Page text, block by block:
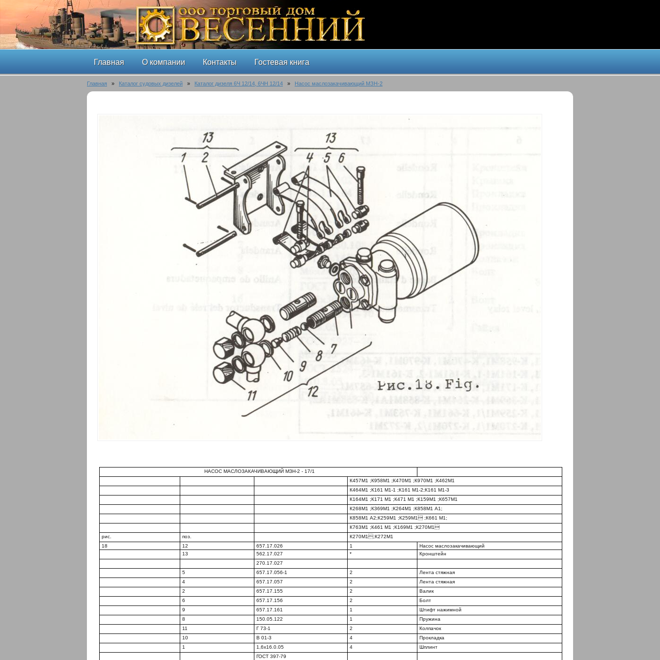
Главная О компании Контакты Гостевая книга
Главная » Каталог судовых дизелей » Каталог дизеля 6Ч 12/14, 6ЧН 12/14 » Насос маслозакачивающий МЗН-2
НАСОС МАСЛОЗАКАЧИВАЮЩИЙ МЗН-2 - 17/1
К457М1 ;К958М1 ;К470М1 ;К970М1 ;К462М1
К464М1 ;К161 М1-1 ;К161 М1-2;К161 М1-3
К164М1 ;К171 М1 ;К471 М1 ;К159М1 ;К657М1
К268М1 ;К369М1 ;К264М1 ;К858М1 А1;
К858М1 А2;К259М1 ;К259М1 ;К661 М1;
К763М1 ;К461 М1 ;К169М1 ;К270М1
рис.
поз.
К270М1;К272М1
18
12 657.17.026 1
Насос маслозакачивающий
13
562.17.027 *
Кронштейн
270.17.027
5
657.17.056-1 2
Лента стяжная
4
657.17.057 2
Лента стяжная
2
657.17.155 2
Валик
6
657.17.156 2
Болт
9
657.17.161 1
Штифт нажимной
8
150.05.122 1
Пружина
11
Г 73-1 2
Колпачок
10
В 01-3 4
Прокладка
1
1,6x16.0.05 4
Шплинт
ГОСТ 397-79